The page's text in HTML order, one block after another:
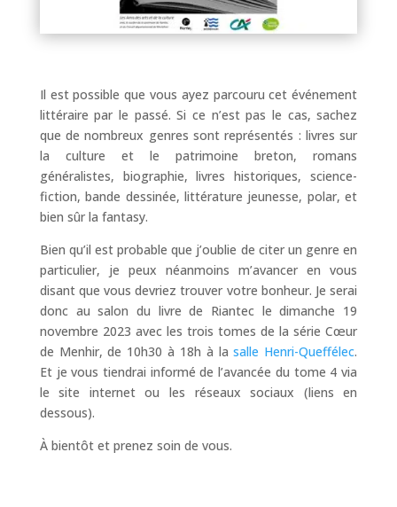
Il est possible que vous ayez parcouru cet événement
littéraire par le passé. Si ce n’est pas le cas, sachez
que de nombreux genres sont représentés : livres sur
la culture et le patrimoine breton, romans
généralistes, biographie, livres historiques, science-
fiction, bande dessinée, littérature jeunesse, polar, et
bien sûr la fantasy.
Bien qu’il est probable que j’oublie de citer un genre en
particulier, je peux néanmoins m’avancer en vous
disant que vous devriez trouver votre bonheur. Je serai
donc au salon du livre de Riantec le dimanche 19
novembre 2023 avec les trois tomes de la série Cœur
de Menhir, de 10h30 à 18h à lasalle Henri-Queffélec.
Et je vous tiendrai informé de l’avancée du tome 4 via
le site internet ou les réseaux sociaux (liens en
dessous).
À bientôt et prenez soin de vous.